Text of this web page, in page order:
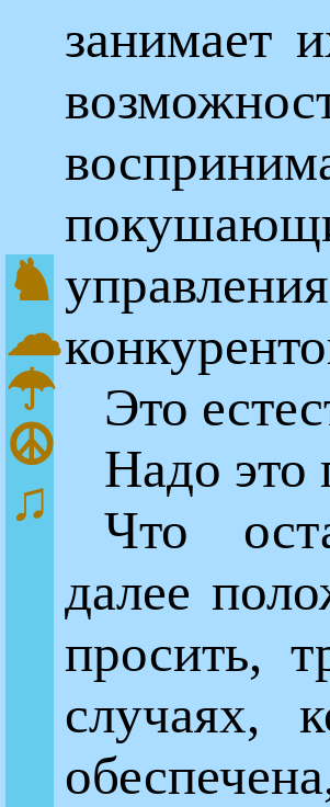
♞
☁
☂
☮
♫
занимает
Это
Надо это
Что
далее
просить,
случаях,